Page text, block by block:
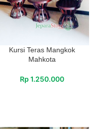
Kursi Teras Mangkok
Mahkota
Rp 1.250.000